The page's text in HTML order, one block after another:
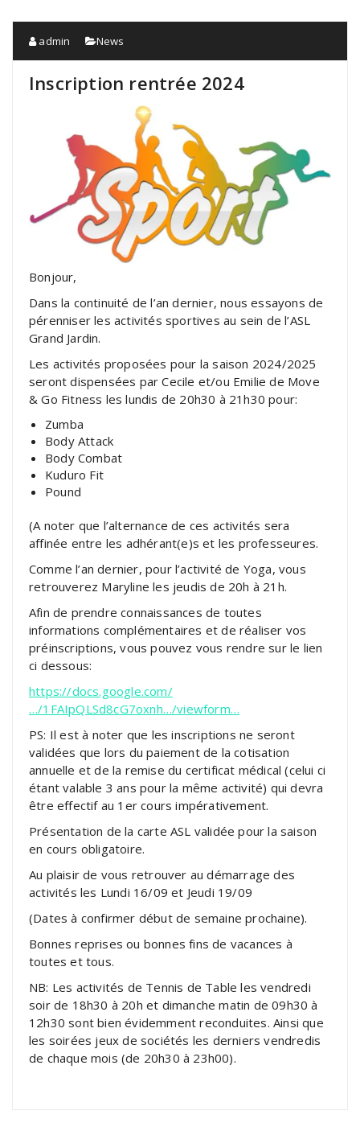
admin News
Inscription rentrée 2024
Bonjour,
Dans la continuité de l’an dernier, nous essayons de
pérenniser les activités sportives au sein de l’ASL
Grand Jardin.
Les activités proposées pour la saison 2024/2025
seront dispensées par Cecile et/ou Emilie de Move
& Go Fitness les lundis de 20h30 à 21h30 pour:
Zumba
Body Attack
Body Combat
Kuduro Fit
Pound
(A noter que l’alternance de ces activités sera
affinée entre les adhérant(e)s et les professeures.
Comme l’an dernier, pour l’activité de Yoga, vous
retrouverez Maryline les jeudis de 20h à 21h.
Afin de prendre connaissances de toutes
informations complémentaires et de réaliser vos
préinscriptions, vous pouvez vous rendre sur le lien
ci dessous:
https://docs.google.com/
…/1FAIpQLSd8cG7oxnh…/viewform…
PS: Il est à noter que les inscriptions ne seront
validées que lors du paiement de la cotisation
annuelle et de la remise du certificat médical (celui ci
étant valable 3 ans pour la même activité) qui devra
être effectif au 1er cours impérativement.
Présentation de la carte ASL validée pour la saison
en cours obligatoire.
Au plaisir de vous retrouver au démarrage des
activités les Lundi 16/09 et Jeudi 19/09
(Dates à confirmer début de semaine prochaine).
Bonnes reprises ou bonnes fins de vacances à
toutes et tous.
NB: Les activités de Tennis de Table les vendredi
soir de 18h30 à 20h et dimanche matin de 09h30 à
12h30 sont bien évidemment reconduites. Ainsi que
les soirées jeux de sociétés les derniers vendredis
de chaque mois (de 20h30 à 23h00).